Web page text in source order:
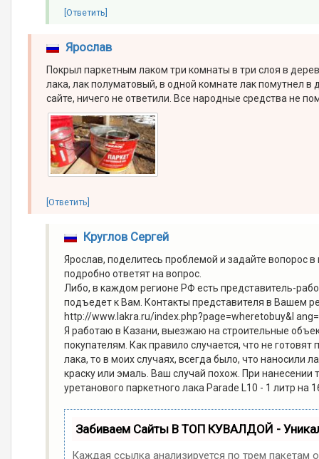
[Ответить]
Ярослав
Покрыл паркетным лаком три комнаты в три слоя в
лака, лак полуматовый, в одной комнате лак помутнел в
сайте, ничего не ответили. Все народные средства не
[Ответить]
Круглов Сергей
Ярослав, поделитесь проблемой и задайте вопорос
подробно ответят на вопрос.
Либо, в каждом регионе РФ есть представитель-
подъедет к Вам. Контакты представителя в Вашем
http://www.lakra.ru/index.php?page=wheretobuy&l
Я работаю в Казани, выезжаю на строительные
покупателям. Как правило случается, что не
лака, то в моих случаях, всегда было, что наносили
краску или эмаль. Ваш случай похож. При
уретанового паркетного лака Parade L10 - 1 литр на
Забиваем Сайты В ТОП КУВАЛДОЙ -
Каждая ссылка анализируется по трем пакетам